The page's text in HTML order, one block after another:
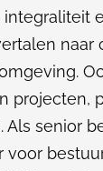
naar
projecten,
Als senior
voor